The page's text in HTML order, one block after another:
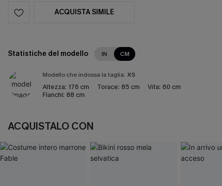
ACQUISTA SIMILE
Statistiche del modello IN CM
Modello che indossa la taglia: XS
Altezza: 176 cm Torace: 85 cm Vita: 60 cm
Fianchi: 88 cm
ACQUISTALO CON